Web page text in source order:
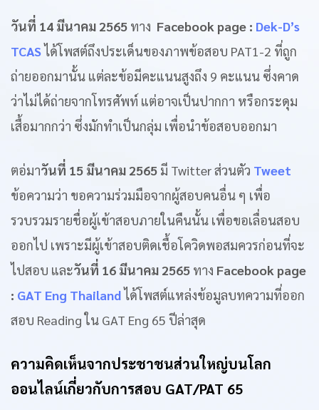
วันที่ 14 มีนาคม 2565 ทาง Facebook page : Dek-D’s
TCASได้โพสต์ถึงประเด็นของภาพข้อสอบ PAT1-2 ที่ถูก
ถ่ายออกมานั้น แต่ละข้อมีคะแนนสูงถึง 9 คะแนน ซึ่งคาด
ว่าไม่ได้ถ่ายจากโทรศัพท์ แต่อาจเป็นปากกา หรือกระดุม
เสื้อมากกว่า ซึ่งมักทำเป็นกลุ่ม เพื่อนำข้อสอบออกมา
ตอ่มาวันที่ 15 มีนาคม 2565 มี Twitter ส่วนตัว Tweet
ข้อความว่า ขอความร่วมมือจากผู้สอบคนอื่น ๆ เพื่อ
รวบรวมรายชื่อผู้เข้าสอบภายในคืนนั้น เพื่อขอเลื่อนสอบ
ออกไป เพราะมีผู้เข้าสอบติดเชื้อโควิดพอสมควรก่อนที่จะ
ไปสอบ และวันที่ 16 มีนาคม 2565 ทาง Facebook page
: GAT Eng Thailandได้โพสต์แหล่งข้อมูลบทความที่ออก
สอบ Reading ใน GAT Eng 65 ปีล่าสุด
ความคิดเห็นจากประชาชนส่วนใหญ่บนโลก
ออนไลน์เกี่ยวกับการสอบ GAT/PAT 65